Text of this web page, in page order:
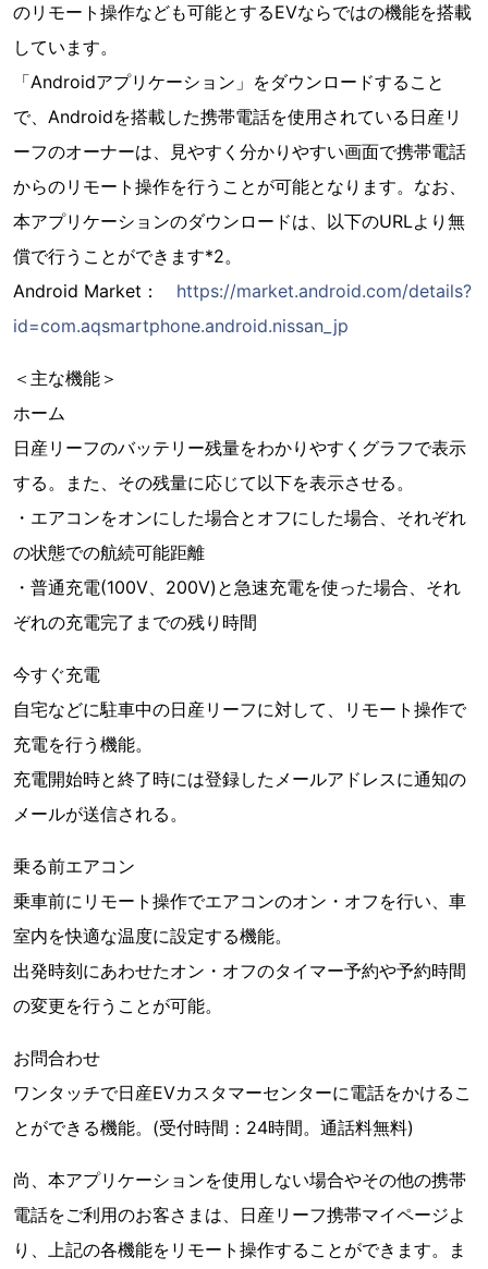
のリモート操作なども可能とするEVならではの機能を搭載
しています。
「Androidアプリケーション」をダウンロードすること
で、Androidを搭載した携帯電話を使用されている日産リ
ーフのオーナーは、見やすく分かりやすい画面で携帯電話
からのリモート操作を行うことが可能となります。なお、
本アプリケーションのダウンロードは、以下のURLより無
償で行うことができます*2。
Android Market： https://market.android.com/details?
id=com.aqsmartphone.android.nissan_jp
＜主な機能＞
ホーム
日産リーフのバッテリー残量をわかりやすくグラフで表示
する。また、その残量に応じて以下を表示させる。
・エアコンをオンにした場合とオフにした場合、それぞれ
の状態での航続可能距離
・普通充電(100V、200V)と急速充電を使った場合、それ
ぞれの充電完了までの残り時間
今すぐ充電
自宅などに駐車中の日産リーフに対して、リモート操作で
充電を行う機能。
充電開始時と終了時には登録したメールアドレスに通知の
メールが送信される。
乗る前エアコン
乗車前にリモート操作でエアコンのオン・オフを行い、車
室内を快適な温度に設定する機能。
出発時刻にあわせたオン・オフのタイマー予約や予約時間
の変更を行うことが可能。
お問合わせ
ワンタッチで日産EVカスタマーセンターに電話をかけるこ
とができる機能。(受付時間：24時間。通話料無料)
尚、本アプリケーションを使用しない場合やその他の携帯
電話をご利用のお客さまは、日産リーフ携帯マイページよ
り、上記の各機能をリモート操作することができます。ま